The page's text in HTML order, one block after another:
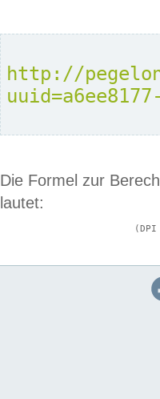
http://
Die Formel zur
lautet: